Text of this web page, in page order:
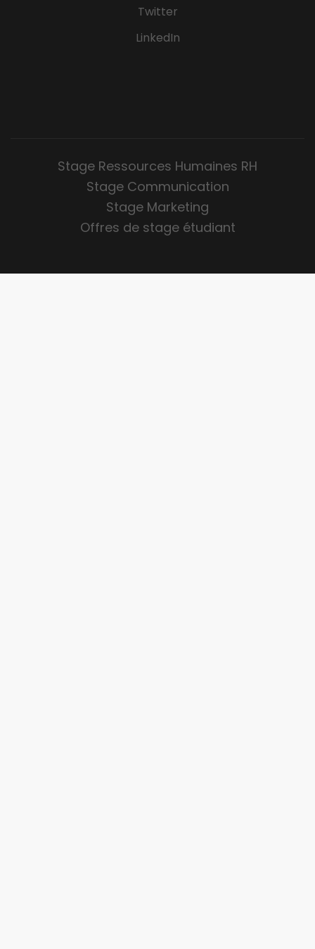
Twitter
LinkedIn
Stage Ressources Humaines RH
Stage Communication
Stage Marketing
Offres de stage étudiant